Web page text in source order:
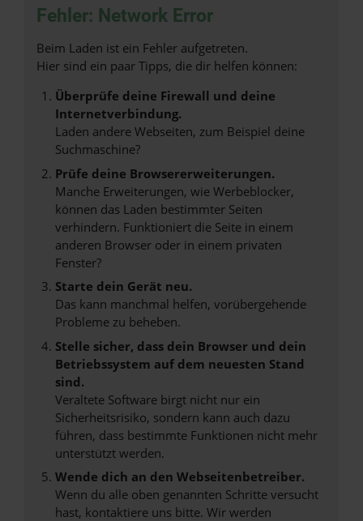
Fehler: Network Error
Beim Laden ist ein Fehler aufgetreten.
Hier sind ein paar Tipps, die dir helfen können:
Überprüfe deine Firewall und deine
Internetverbindung.
Laden andere Webseiten, zum Beispiel deine
Suchmaschine?
Prüfe deine Browsererweiterungen.
Manche Erweiterungen, wie Werbeblocker,
können das Laden bestimmter Seiten
verhindern. Funktioniert die Seite in einem
anderen Browser oder in einem privaten
Fenster?
Starte dein Gerät neu.
Das kann manchmal helfen, vorübergehende
Probleme zu beheben.
Stelle sicher, dass dein Browser und dein
Betriebssystem auf dem neuesten Stand
sind.
Veraltete Software birgt nicht nur ein
Sicherheitsrisiko, sondern kann auch dazu
führen, dass bestimmte Funktionen nicht mehr
unterstützt werden.
Wende dich an den Webseitenbetreiber.
Wenn du alle oben genannten Schritte versucht
hast, kontaktiere uns bitte. Wir werden